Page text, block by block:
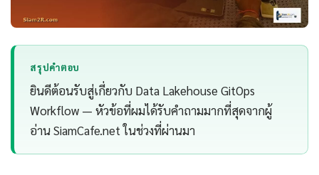
สรุปคำตอบ
ยินดีต้อนรับสู่เกี่ยวกับ Data Lakehouse GitOps
Workflow — หัวข้อที่ผมได้รับคำถามมากที่สุดจากผู้
อ่าน SiamCafe.net ในช่วงที่ผ่านมา